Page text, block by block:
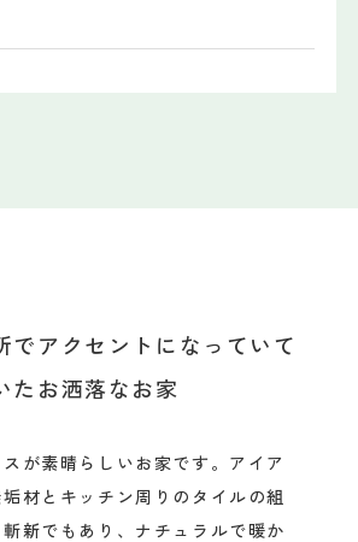
でアクセントになっていて
たお洒落なお家
が素晴らしいお家です。アイア
材とキッチン周りのタイルの組
新でもあり、ナチュラルで暖か